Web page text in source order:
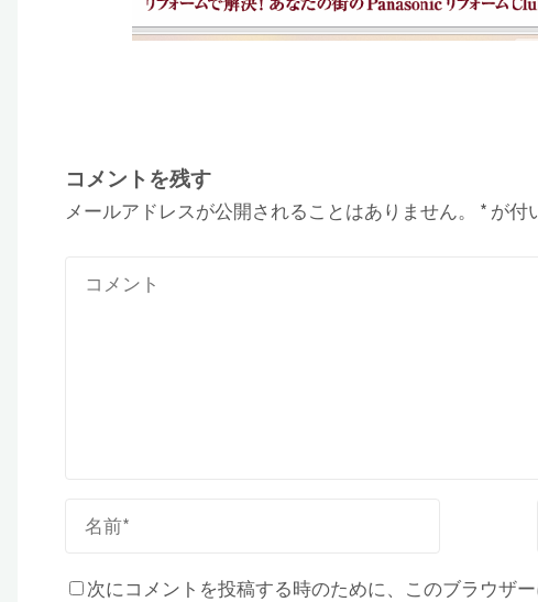
コメントを残す
メールアドレスが公開されることはありません。 * が付
次にコメントを投稿する時のために、このブラウザー